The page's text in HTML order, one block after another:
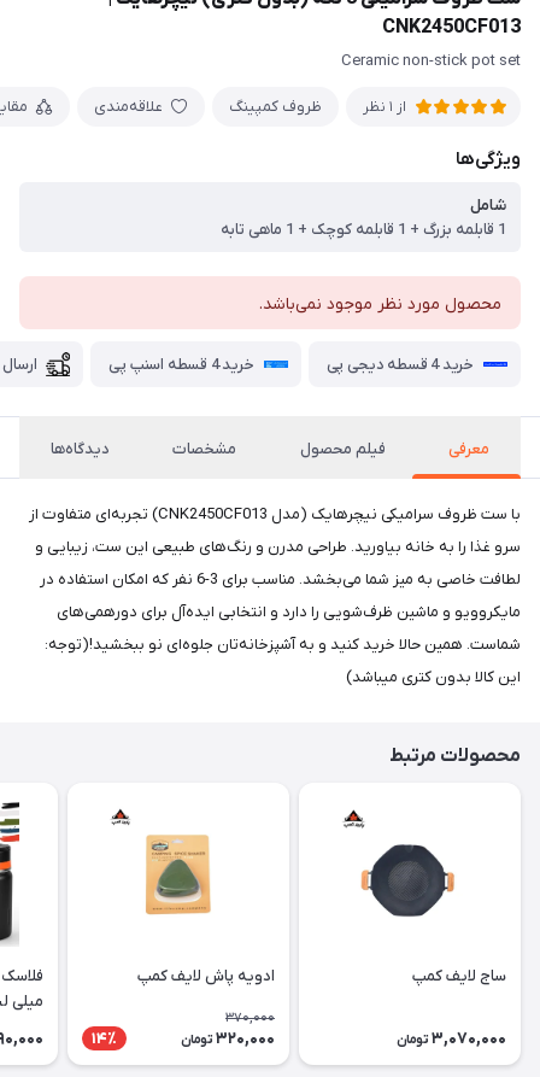
CNK2450CF013
Ceramic non-stick pot set
از 1 نظر ظروف کمپینگ علاقه‌مندی
ویژگی‌ها
شامل
1 قابلمه بزرگ + 1 قابلمه کوچک + 1 ماهی تابه
محصول مورد نظر موجود نمی‌باشد.
خرید 4 قسطه دیجی پی خرید 4 قسطه اسنپ پی
معرفی فیلم محصول مشخصات دیدگاه‌ها
با ست ظروف سرامیکی نیچرهایک (مدل CNK2450CF013) تجربه‌ای متفاوت از
سرو غذا را به خانه بیاورید. طراحی مدرن و رنگ‌های طبیعی این ست، زیبایی و
لطافت خاصی به میز شما می‌بخشد. مناسب برای 3-6 نفر که امکان استفاده در
مایکروویو و ماشین ظرف‌شویی را دارد و انتخابی ایده‌آل برای دورهمی‌های
شماست. همین حالا خرید کنید و به آشپزخانه‌تان جلوه‌ای نو ببخشید!(توجه:
این کالا بدون کتری میباشد)
محصولات مرتبط
ساج لایف کمپ
3,070,000 تومان
ادویه پاش لایف کمپ
370,000
320,000 تومان 14٪
میلی